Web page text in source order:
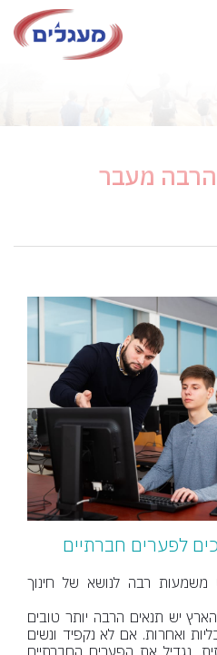
הרבה מעבר
לפערים חברתיים
משמעות רבה לנושא של חינוך
יש תנאים הרבה יותר טובים
ואחרות. אם לא נקפיד ונשים